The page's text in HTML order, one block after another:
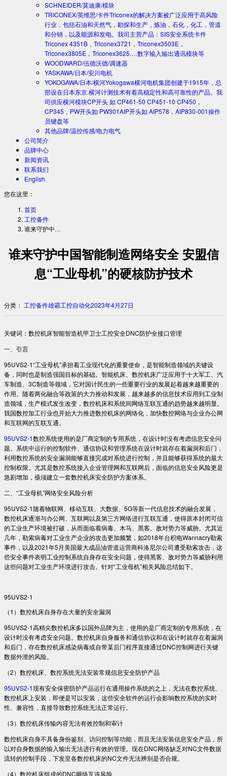
SCHNEIDER/莫迪康/模块
TRICONEX/英维思/卡件Triconex的解决方案被广泛应用于高风险
行业，包括石油和天然气，勘探和生产，炼油，石化，化工，管道
和分销，以及能源和发电。我司主营产品：SIS安全系统卡件
Triconex 4351B，Triconex3721，Triconex3503E，
Triconex3805E，Triconex3625….数字输入输出通讯模块等
WOODWARD/伍德沃德/调速器
YASKAWA/日本/安川电机
YOKOGAWA/日本/横河Yokogawa横河电机集团创建于1915年，总
部设在日本东京.横河计测技术有着高稳定性和高可靠性的产品。我
司供应横河模块CP开头 如 CP461-50 CP451-10 CP450，
CP345，PW开头如 PW301AIP开头如 AIP578，AIP830-001操作
员键盘等
其他品牌/温控传感/电力电气
公司简介
品牌中心
新闻资讯
联系我们
English
您在这里：
首页
工控备件
谁来守护中…
谁来守护中国智能制造网络安全 安盟信
息“工业母机”的硬核防护技术
分类： 工控备件雄霸工控自动化2023年4月27日
关键词：数控机床智能智造机甲卫士工控安全DNC防护全接口管理
一、引言
95UVS2-1“工业母机”承担着工业现代化的重要使命，是智能制造领域的关键设
备，同时也是制造强国目标的基础。智能机床、数控机床广泛应用于十大军工、汽
车制造、3C制造等领域，它对国计民生的一些重要行业的发展起着越来越重要的
作用。随着两化融合等政策的大力推动和发展，越来越多的信息技术应用到工业制
造领域，生产模式发生改变，数控机床和系统间网络互联互通的趋势越来越明显。
我国数控加工行业也开始大力推进数控机床的网络化，加快数控网络与企业办公网
和互联网的互联互通。
95UVS2-1数控系统使用的是厂商定制的专用系统，在设计时没有考虑信息安全问
题。系统中运行的控制软件、通信协议和管理系统在设计时就存在着漏洞和后门，
利用数控系统的安全漏洞能够直接完成对系统进行控制，并且能够获得系统的最大
控制权限。尤其是数控系统接入企业管理网和互联网后，面临的信息安全风险更是
急剧增加，亟须建立一套数控机床安全防护方案体系。
二、“工业母机”网络安全风险分析
95UVS2-1随着物联网、移动互联、大数据、5G等新一代信息技术的融合发展，
数控机床逐渐与办公网、互联网以及第三方网络进行互联互通，使得原本封闭可信
的工业生产环境被打破，从而面临着病毒、木马、黑客、敌对势力等威胁。尤其近
几年，勒索病毒对工业生产企业的攻击更加频繁，如2018年台积电Wannacry勒索
事件，以及2021年5月美国最大成品油管道运营商科洛尼尔公司遭受勒索攻击，这
些安全事件表明工业控制系统自身存在安全问题，使得黑客、敌对势力等威胁利用
这些问题对工业生产环境进行攻击。针对“工业母机”相关风险总结如下。
95UVS2-1
（1）数控机床自身存在大量的安全漏洞
95UVS2-1高精尖数控机床多以国外品牌为主，使用的是厂商定制的专用系统，在
设计时没有考虑安全问题。数控机床自身服务和通信协议和在设计时就存在着漏洞
和后门，存在数控机床感染病毒或自带某后门程序直接通过DNC控制网进行关键
数据外泄的风险。
（2）数控机床、数控系统无法安装常规信息安全防护产品
95UVS2-1现有安全保密防护产品运行在通用操作系统的之上，无法在数控系统、
数控机床上安装，即便是可以安装，这些安全软件的运行会影响数控系统的实时
性、兼容性，直接导致数控系统无法正常运行。
（3）数控机床传输内容无法有效控制和审计
数控机床自身不具备身份鉴别、访问控制等功能，而且无法安装信息安全产品，所
以对自身数据的输入输出无法进行有效的管理。现在DNC网络缺乏对NC文件数据
流转的控制手段，下发至各数控机床的NC文件无法辨别是否合规。
（4）数控机床组成的DNC网络互连风险